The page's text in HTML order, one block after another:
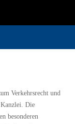
Verkehrsrecht und
Die
besonderen